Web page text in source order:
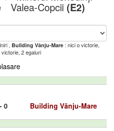
Valea-Copcii (E2)
, Building Vânju-Mare : nici o victorie,
victorie, 2 egaluri
0 Building Vânju-Mare